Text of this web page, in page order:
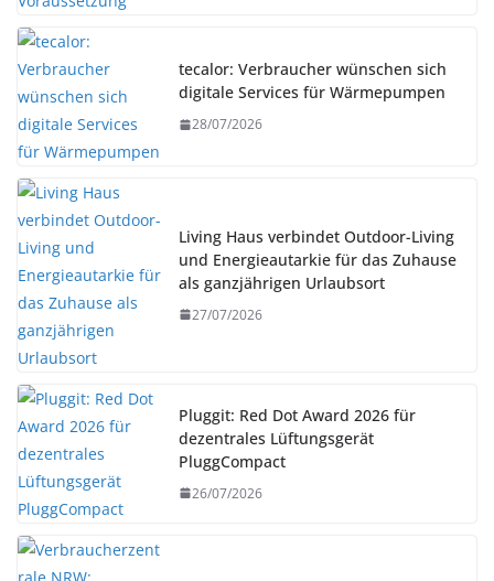
tecalor: Verbraucher wünschen sich
digitale Services für Wärmepumpen
28/07/2026
Living Haus verbindet Outdoor-Living
und Energieautarkie für das Zuhause
als ganzjährigen Urlaubsort
27/07/2026
Pluggit: Red Dot Award 2026 für
dezentrales Lüftungsgerät
PluggCompact
26/07/2026